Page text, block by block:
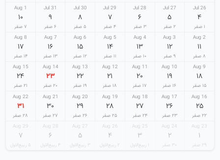
26 Jul
۴
۱ صفر
27 Jul
۵
۲ صفر
28 Jul
۶
۳ صفر
29 Jul
۷
۴ صفر
30 Jul
۸
۵ صفر
31 Jul
۹
۶ صفر
1 Aug
۱۰
۷ صفر
2 Aug
۱۱
۸ صفر
3 Aug
۱۲
۹ صفر
4 Aug
۱۳
۱۰ صفر
5 Aug
۱۴
۱۱ صفر
6 Aug
۱۵
۱۲ صفر
7 Aug
۱۶
۱۳ صفر
8 Aug
۱۷
۱۴ صفر
9 Aug
۱۸
۱۵ صفر
10 Aug
۱۹
۱۶ صفر
11 Aug
۲۰
۱۷ صفر
12 Aug
۲۱
۱۸ صفر
13 Aug
۲۲
۱۹ صفر
14 Aug
۲۳
۲۰ صفر
15 Aug
۲۴
۲۱ صفر
16 Aug
۲۵
۲۲ صفر
17 Aug
۲۶
۲۳ صفر
18 Aug
۲۷
۲۴ صفر
19 Aug
۲۸
۲۵ صفر
20 Aug
۲۹
۲۶ صفر
21 Aug
۳۰
۲۷ صفر
22 Aug
۳۱
۲۸ صفر
23 Aug
۱
۲۹ صفر
24 Aug
۲
۳۰ صفر
25 Aug
۳
۱ ربیع‌الاول
26 Aug
۴
۲ ربیع‌الاول
27 Aug
۵
۳ ربیع‌الاول
28 Aug
۶
۴ ربیع‌الاول
29 Aug
۷
۵ ربیع‌الاول